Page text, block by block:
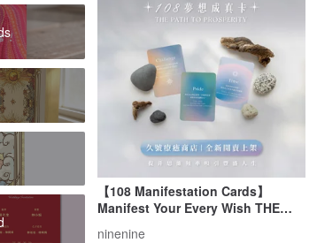
【108 Manifestation Cards】
Manifest Your Every Wish THE
ninenine